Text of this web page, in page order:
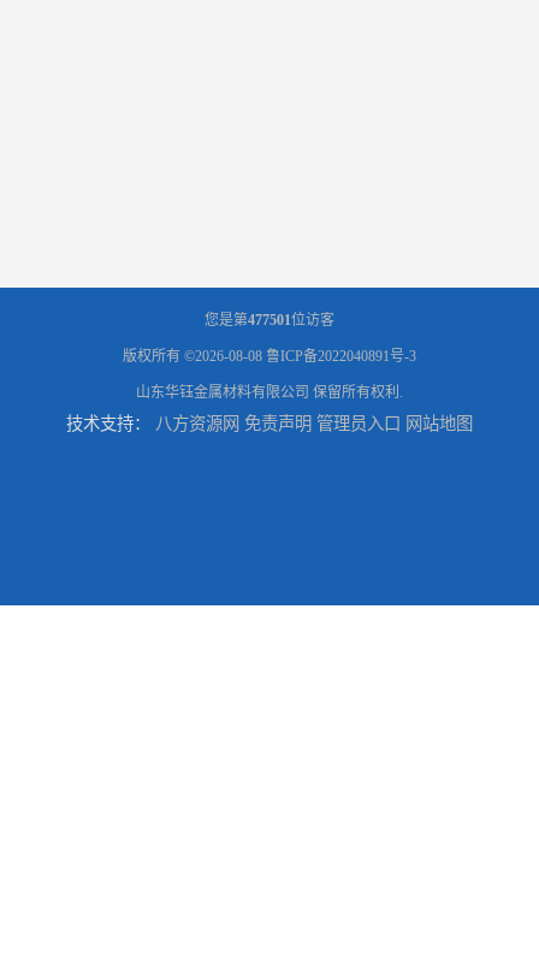
您是第477501位访客
版权所有 ©2026-08-08 鲁ICP备2022040891号-3
山东华钰金属材料有限公司 保留所有权利.
技术支持： 八方资源网 免责声明 管理员入口 网站地图